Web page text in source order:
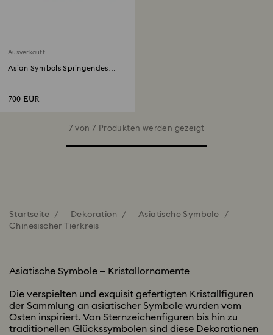
Ausverkauft
Asian Symbols Springendes
700 EUR
7 von 7 Produkten werden gezeigt
Startseite Dekoration
Asiatische Symbole
Chinesischer Tierkreis
Asiatische Symbole – Kristallornamente
Die verspielten und exquisit gefertigten Kristallfiguren
der Sammlung an asiatischer Symbole wurden vom
Osten inspiriert. Von Sternzeichenfiguren bis hin zu
traditionellen Glückssymbolen sind diese Dekorationen